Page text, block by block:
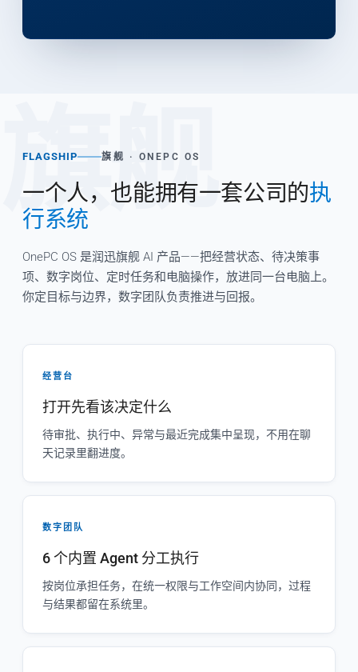
旗舰
FLAGSHIP 旗舰 · ONEPC OS
一个人，也能拥有一套公司的执
行系统
OnePC OS 是润迅旗舰 AI 产品——把经营状态、待决策事
项、数字岗位、定时任务和电脑操作，放进同一台电脑上。
你定目标与边界，数字团队负责推进与回报。
经营台
打开先看该决定什么
待审批、执行中、异常与最近完成集中呈现，不用在聊
天记录里翻进度。
数字团队
6 个内置 Agent 分工执行
按岗位承担任务，在统一权限与工作空间内协同，过程
与结果都留在系统里。